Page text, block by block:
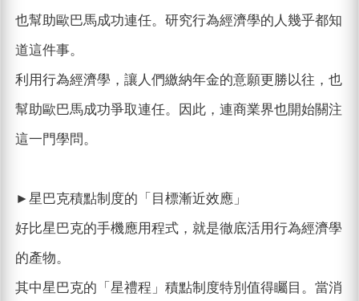
也幫助歐巴馬成功連任。研究行為經濟學的人幾乎都知
道這件事。
利用行為經濟學，讓人們繳納年金的意願更勝以往，也
幫助歐巴馬成功爭取連任。因此，連商業界也開始關注
這一門學問。
►星巴克積點制度的「目標漸近效應」
好比星巴克的手機應用程式，就是徹底活用行為經濟學
的產物。
其中星巴克的「星禮程」積點制度特別值得矚目。當消